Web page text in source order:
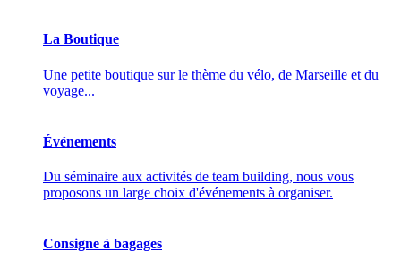
La Boutique
Une petite boutique sur le thème du vélo, de Marseille et du
voyage...
Événements
Du séminaire aux activités de team building, nous vous
proposons un large choix d'événements à organiser.
Consigne à bagages